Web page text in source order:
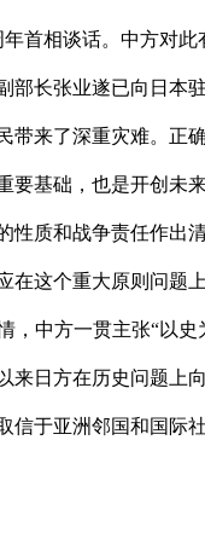
首相谈话。中方对此
长张业遂已向日本
来了深重灾难。正
要基础，也是开创未
性质和战争责任作出
这个重大原则问题上
中方一贯主张“以
日方在历史问题上
信于亚洲邻国和国际社